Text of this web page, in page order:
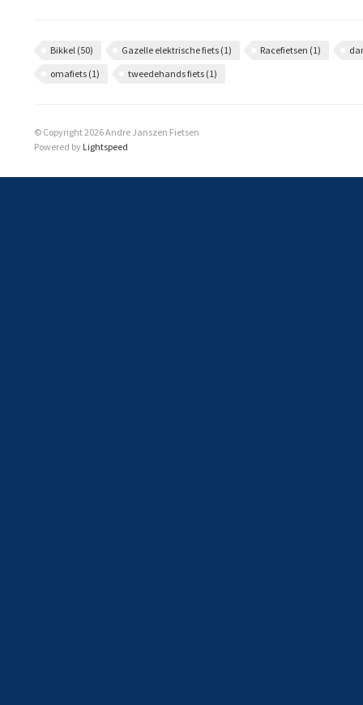
Bikkel (50) Gazelle elektrische fiets (1) Racefietsen (1)
omafiets (1) tweedehands fiets (1)
© Copyright 2026 Andre Janszen Fietsen
Powered by Lightspeed